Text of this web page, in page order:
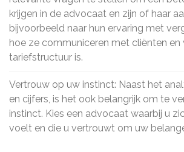
krijgen in de advocaat en zijn of haar
bijvoorbeeld naar hun ervaring met
hoe ze communiceren met cliënten en
tariefstructuur is.
Vertrouw op uw instinct: Naast het
en cijfers, is het ook belangrijk om te
instinct. Kies een advocaat waarbij u
voelt en die u vertrouwt om uw